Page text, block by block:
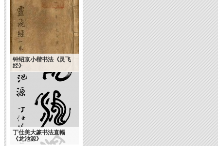
钟绍京小楷书法《灵飞
经》
丁仕美大篆书法直幅
《龙池源》